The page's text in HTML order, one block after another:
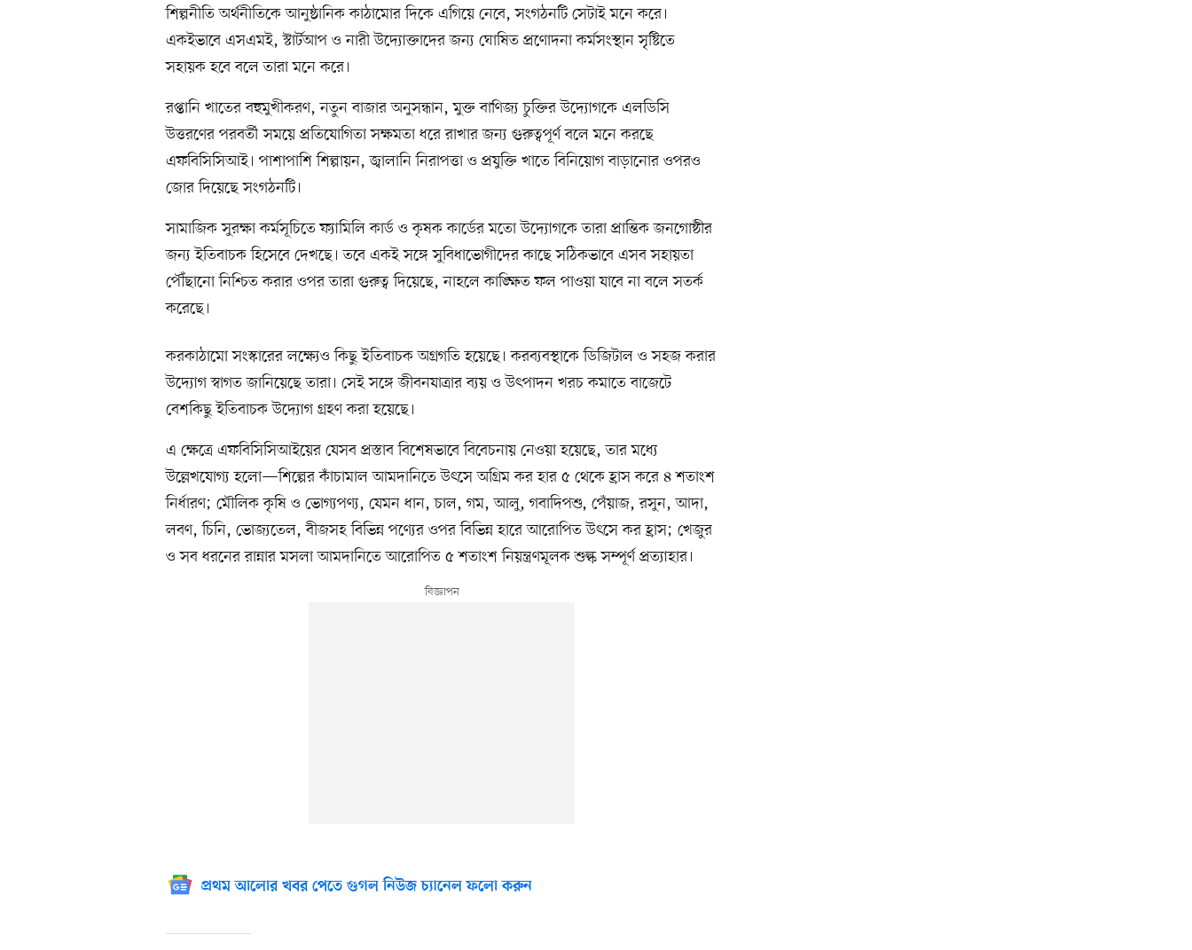
শিল্পনীতি অর্থনীতিকে আনুষ্ঠানিক কাঠামোর দিকে এগিয়ে নেবে, সংগঠনটি সেটাই মনে করে।
একইভাবে এসএমই, স্টার্টআপ ও নারী উদ্যোক্তাদের জন্য ঘোষিত প্রণোদনা কর্মসংস্থান সৃষ্টিতে
সহায়ক হবে বলে তারা মনে করে।
রপ্তানি খাতের বহুমুখীকরণ, নতুন বাজার অনুসন্ধান, মুক্ত বাণিজ্য চুক্তির উদ্যোগকে এলডিসি
উত্তরণের পরবর্তী সময়ে প্রতিযোগিতা সক্ষমতা ধরে রাখার জন্য গুরুত্বপূর্ণ বলে মনে করছে
এফবিসিসিআই। পাশাপাশি শিল্পায়ন, জ্বালানি নিরাপত্তা ও প্রযুক্তি খাতে বিনিয়োগ বাড়ানোর ওপরও
জোর দিয়েছে সংগঠনটি।
সামাজিক সুরক্ষা কর্মসূচিতে ফ্যামিলি কার্ড ও কৃষক কার্ডের মতো উদ্যোগকে তারা প্রান্তিক জনগোষ্ঠীর
জন্য ইতিবাচক হিসেবে দেখছে। তবে একই সঙ্গে সুবিধাভোগীদের কাছে সঠিকভাবে এসব সহায়তা
পৌঁছানো নিশ্চিত করার ওপর তারা গুরুত্ব দিয়েছে, নাহলে কাঙ্ক্ষিত ফল পাওয়া যাবে না বলে সতর্ক
করেছে।
করকাঠামো সংস্কারের লক্ষ্যেও কিছু ইতিবাচক অগ্রগতি হয়েছে। করব্যবস্থাকে ডিজিটাল ও সহজ করার
উদ্যোগ স্বাগত জানিয়েছে তারা। সেই সঙ্গে জীবনযাত্রার ব্যয় ও উৎপাদন খরচ কমাতে বাজেটে
বেশকিছু ইতিবাচক উদ্যোগ গ্রহণ করা হয়েছে।
এ ক্ষেত্রে এফবিসিসিআইয়ের যেসব প্রস্তাব বিশেষভাবে বিবেচনায় নেওয়া হয়েছে, তার মধ্যে
উল্লেখযোগ্য হলো—শিল্পের কাঁচামাল আমদানিতে উৎসে অগ্রিম কর হার ৫ থেকে হ্রাস করে ৪ শতাংশ
নির্ধারণ; মৌলিক কৃষি ও ভোগ্যপণ্য, যেমন ধান, চাল, গম, আলু, গবাদিপশু, পেঁয়াজ, রসুন, আদা,
লবণ, চিনি, ভোজ্যতেল, বীজসহ বিভিন্ন পণ্যের ওপর বিভিন্ন হারে আরোপিত উৎসে কর হ্রাস; খেজুর
ও সব ধরনের রান্নার মসলা আমদানিতে আরোপিত ৫ শতাংশ নিয়ন্ত্রণমূলক শুল্ক সম্পূর্ণ প্রত্যাহার।
প্রথম আলোর খবর পেতে গুগল নিউজ চ্যানেল ফলো করুন